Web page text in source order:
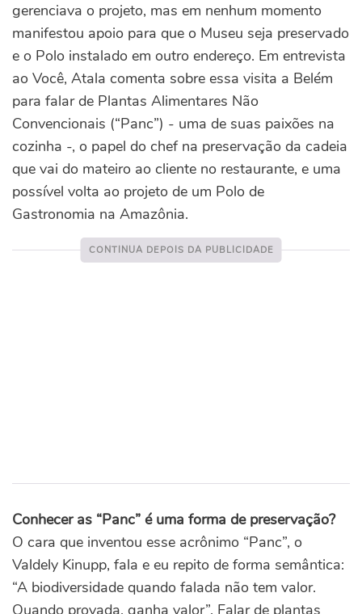
gerenciava o projeto, mas em nenhum momento
manifestou apoio para que o Museu seja preservado
e o Polo instalado em outro endereço. Em entrevista
ao Você, Atala comenta sobre essa visita a Belém
para falar de Plantas Alimentares Não
Convencionais (“Panc”) - uma de suas paixões na
cozinha -, o papel do chef na preservação da cadeia
que vai do mateiro ao cliente no restaurante, e uma
possível volta ao projeto de um Polo de
Gastronomia na Amazônia.
Conhecer as “Panc” é uma forma de preservação?
O cara que inventou esse acrônimo “Panc”, o
Valdely Kinupp, fala e eu repito de forma semântica:
“A biodiversidade quando falada não tem valor.
Quando provada, ganha valor”. Falar de plantas